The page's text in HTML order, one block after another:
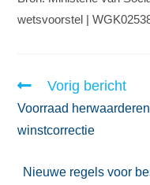
wetsvoorstel |
Vorig bericht
Voorraad
winstcorrectie
Nieuwe regels voor